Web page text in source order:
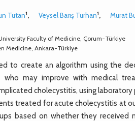
Tutan1, Veysel Barış Turhan1, Murat
Faculty of Medicine, Çorum-Türkiye
Medicine, Ankara-Türkiye
to create an algorithm using the
may improve with medical
cholecystitis, using laboratory
treated for acute cholecystitis at
based on whether they received